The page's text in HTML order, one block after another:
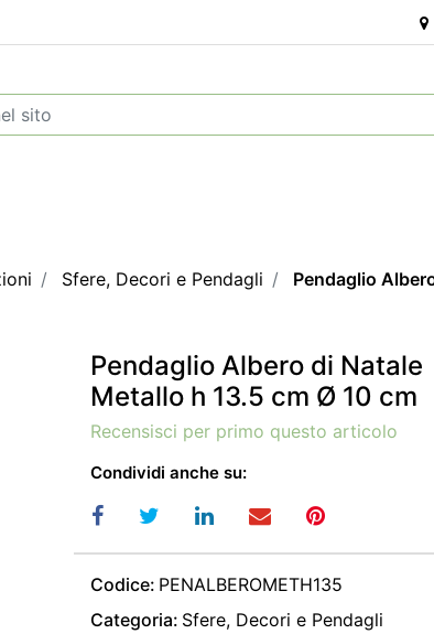
Sfere, Decori e Pendagli Pendaglio
Pendaglio Albero di Natale
Metallo h 13.5 cm Ø 10 cm
Recensisci per primo questo articolo
Condividi anche su:
Codice: PENALBEROMETH135
Categoria: Sfere, Decori e Pendagli